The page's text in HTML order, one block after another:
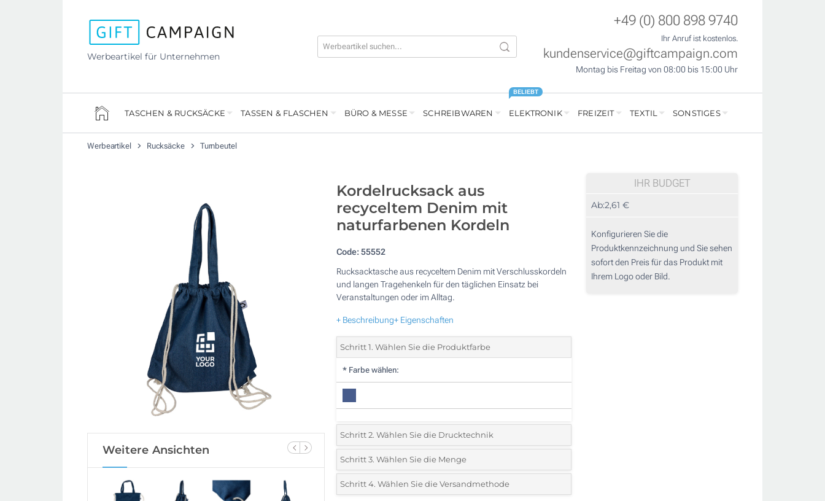
Werbeartikel für Unternehmen
+49 (0) 800 898 9740
Ihr Anruf ist kostenlos.
kundenservice@giftcampaign.com
Montag bis Freitag von 08:00 bis 15:00 Uhr
TASCHEN & RUCKSÄCKE TASSEN & FLASCHEN BÜRO & MESSE SCHREIBWAREN ELEKTRONIK
BELIEBT
FREIZEIT TEXTIL SONSTIGES
Werbeartikel Rucksäcke Turnbeutel
Weitere Ansichten
Kordelrucksack aus
recyceltem Denim mit
naturfarbenen Kordeln
Code:55552
Rucksacktasche aus recyceltem Denim mit Verschlusskordeln
und langen Tragehenkeln für den täglichen Einsatz bei
Veranstaltungen oder im Alltag.
+ Beschreibung+ Eigenschaften
Schritt 1. Wählen Sie die Produktfarbe
* Farbe wählen:
Schritt 2. Wählen Sie die Drucktechnik
*Wählen Sie die Druck- und Farbtechniken für Ihr Logo:
1 Farbig (Auf einer Seite)
Schritt 3. Wählen Sie die Menge
*Bitte wählen Sie Ihre gewünschte Menge
Schritt 4. Wählen Sie die Versandmethode
IHR BUDGET
Ab:2,61 €
Konfigurieren Sie die
Produktkennzeichnung und Sie sehen
sofort den Preis für das Produkt mit
Ihrem Logo oder Bild.